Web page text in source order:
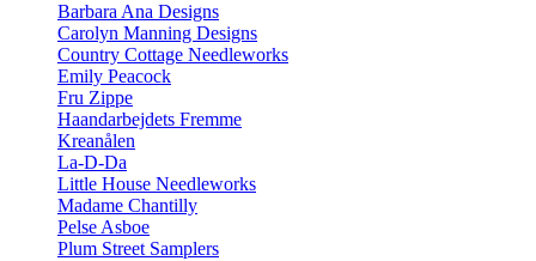
Barbara Ana Designs
Carolyn Manning Designs
Country Cottage Needleworks
Emily Peacock
Fru Zippe
Haandarbejdets Fremme
Kreanålen
La-D-Da
Little House Needleworks
Madame Chantilly
Pelse Asboe
Plum Street Samplers